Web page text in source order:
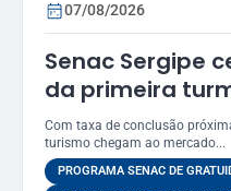
07/08/2026
Senac Sergipe
da primeira
Técnico em
PSG
Com taxa de conclusão
turismo chegam ao mercado...
PROGRAMA SENAC DE